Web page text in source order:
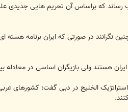
که براساس آن تحریم هایی جدیدی
در صورتی که ایران برنامه هسته
هستند ولی بازیگران اساسی در معادله
الخلیج در دبی گفت: کشورهای